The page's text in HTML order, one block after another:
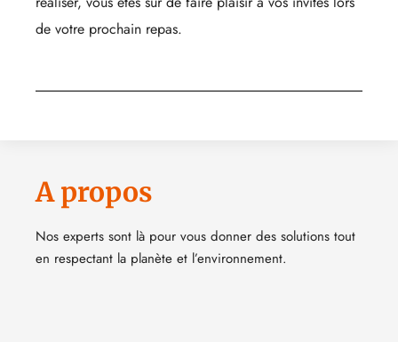
de votre prochain repas.
A propos
Nos experts sont là pour vous donner des solutions tout
en respectant la planète et l’environnement.